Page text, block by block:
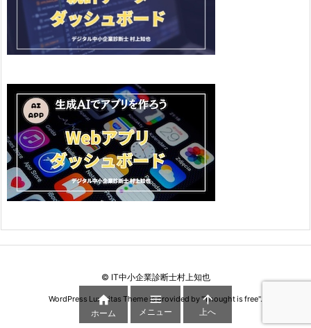
© IT中小企業診断士村上知也
WordPress Luxeritas Theme is provided by "Thought is free".

ホーム

メニュー

上へ